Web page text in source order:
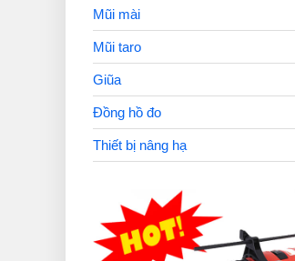
Mũi mài
Mũi taro
Giũa
Đồng hồ đo
Thiết bị nâng hạ